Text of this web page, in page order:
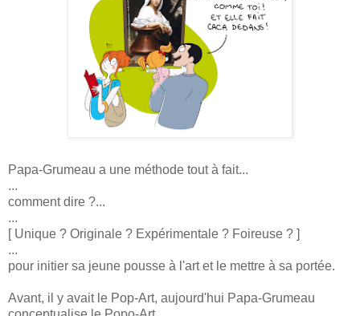
Papa-Grumeau a une méthode tout à fait...
...
comment dire ?...
...
[ Unique ? Originale ? Expérimentale ? Foireuse ? ]
...
pour initier sa jeune pousse à l'art et le mettre à sa portée.
Avant, il y avait le Pop-Art, aujourd'hui Papa-Grumeau